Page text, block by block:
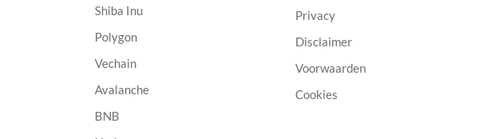
Shiba Inu
Polygon
Vechain
Avalanche
BNB
Privacy
Disclaimer
Voorwaarden
Cookies